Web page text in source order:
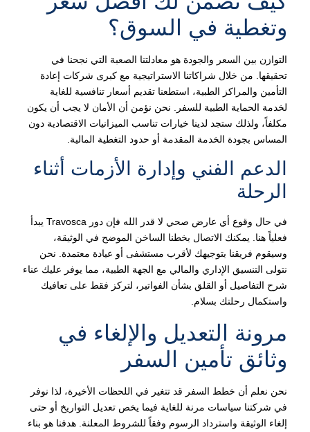
وتغطية في السوق؟
التوازن بين السعر والجودة هو معادلتنا الصعبة التي نجحنا في
تحقيقها. من خلال شراكاتنا الاستراتيجية مع كبرى شركات إعادة
التأمين والمراكز الطبية، استطعنا تقديم أسعار تنافسية للغاية
لخدمة الحماية الطبية للسفر. نحن نؤمن أن الأمان لا يجب أن يكون
مكلفاً، ولذلك ستجد لدينا خيارات تناسب الميزانيات الاقتصادية دون
المساس بجودة الخدمة المقدمة أو حدود التغطية المالية.
الدعم الفني وإدارة الأزمات أثناء
الرحلة
في حال وقوع أي عارض صحي لا قدر الله فإن دور Travosca يبدأ
فعلياً هنا. يمكنك الاتصال بخطنا الساخن الموضح في الوثيقة،
وسيقوم فريقنا بتوجيهك لأقرب مستشفى أو عيادة معتمدة. نحن
نتولى التنسيق الإداري والمالي مع الجهة الطبية، مما يوفر عليك عناء
شرح التفاصيل أو القلق بشأن الفواتير، لتركز فقط على تعافيك
واستكمال رحلتك بسلام.
مرونة التعديل والإلغاء في
وثائق تأمين السفر
نحن نعلم أن خطط السفر قد تتغير في اللحظات الأخيرة، لذا نوفر
في شركتنا سياسات مرنة للغاية فيما يخص تعديل التواريخ أو حتى
إلغاء الوثيقة واسترداد الرسوم وفقاً للشروط المعلنة. هدفنا هو بناء